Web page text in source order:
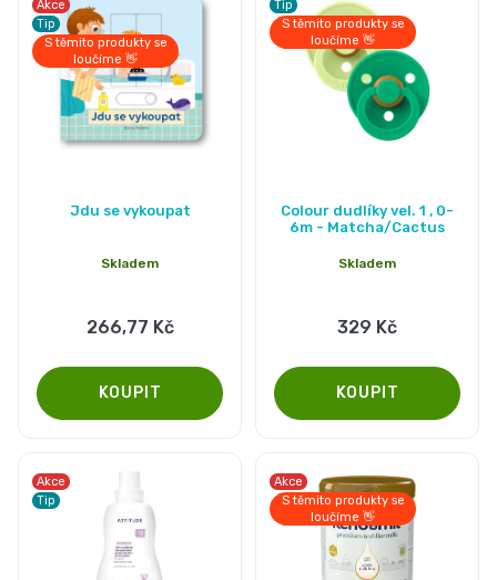
Akce
Tip
S těmito produkty se
loučíme 👋
Jdu se vykoupat
Skladem
266,77 Kč
Tip
S těmito produkty se
loučíme 👋
Colour dudlíky vel. 1 , 0-
6m - Matcha/Cactus
Skladem
329 Kč
Akce
Tip
Akce
S těmito produkty se
loučíme 👋